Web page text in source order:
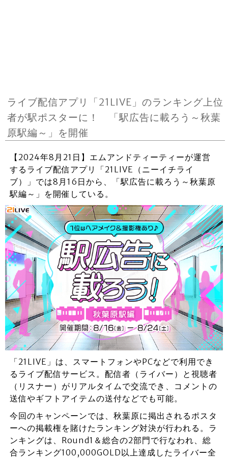
ライブ配信アプリ「21LIVE」のランキング上位
者が駅ポスターに！ 「駅広告に載ろう～秋葉
原駅編～」を開催
【2024年8月21日】エムアンドティーティーが運営
するライブ配信アプリ「21LIVE（ニーイチライ
ブ）」では8月16日から、「駅広告に載ろう～秋葉原
駅編～」を開催している。
「21LIVE」は、スマートフォンやPCなどで利用でき
るライブ配信サービス。配信者（ライバー）と視聴者
（リスナー）がリアルタイムで交流でき、コメントの
送信やギフトアイテムの送付などでも可能。
今回のキャンペーンでは、秋葉原に掲出されるポスタ
ーへの掲載権を賭けたランキング対決が行われる。ラ
ンキングは、Round1＆総合の2部門で行なわれ、総
合ランキング100,000GOLD以上達成したライバー全